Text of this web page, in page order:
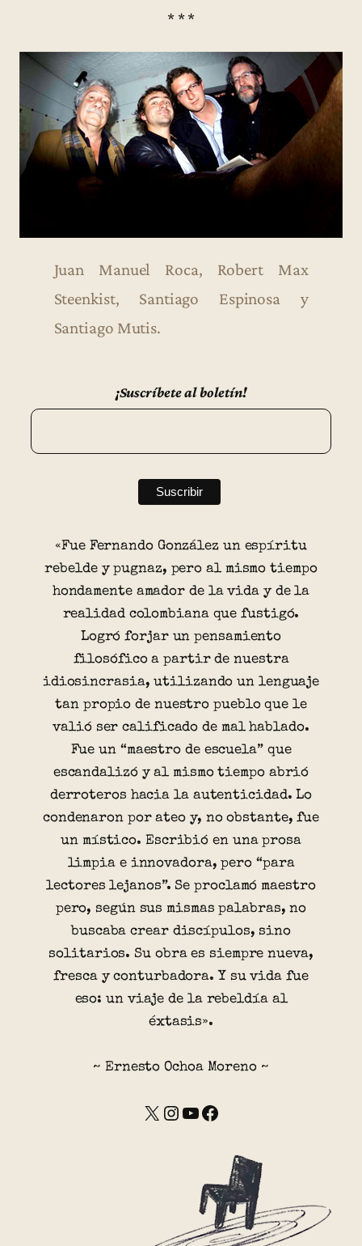
* * *
Juan Manuel Roca, Robert Max
Steenkist, Santiago Espinosa y
Santiago Mutis.
¡Suscríbete al boletín!
«Fue Fernando González un espíritu
rebelde y pugnaz, pero al mismo tiempo
hondamente amador de la vida y de la
realidad colombiana que fustigó.
Logró forjar un pensamiento
filosófico a partir de nuestra
idiosincrasia, utilizando un lenguaje
tan propio de nuestro pueblo que le
valió ser calificado de mal hablado.
Fue un “maestro de escuela” que
escandalizó y al mismo tiempo abrió
derroteros hacia la autenticidad. Lo
condenaron por ateo y, no obstante, fue
un místico. Escribió en una prosa
limpia e innovadora, pero “para
lectores lejanos”. Se proclamó maestro
pero, según sus mismas palabras, no
buscaba crear discípulos, sino
solitarios. Su obra es siempre nueva,
fresca y conturbadora. Y su vida fue
eso: un viaje de la rebeldía al
éxtasis».
~ Ernesto Ochoa Moreno ~
X Instagram YouTube Facebook